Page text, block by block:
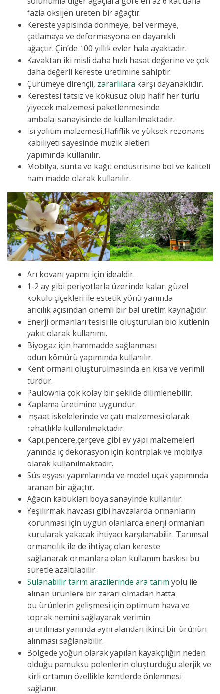
fazla oksijen üreten bir ağaçtır.
Kereste yapısında dönmeye, bel vermeye,
çatlamaya ve deformasyona en dayanıklı
ağaçtır. Çin’de 100 yıllık evler hala ayaktadır.
Kavaktan iki misli daha hızlı hasat değerine ve çok
daha değerli kereste üretimine sahiptir.
Çürümeye dirençli, zararlılara karşı dayanaklıdır.
Kerestesi tatsız ve kokusuz olup hafif her türlü
yiyecek malzemesi paketlenmesinde
ambalaj sanayisinde de kullanılmaktadır.
Isı yalıtım malzemesi,Hafiflik ve yüksek rezonans
kabiliyeti sayesinde müzik aletleri
yapımında kullanılır.
Mobilya, sunta ve kağıt endüstrisine bol ve kaliteli
ham madde olarak kullanılır.
Arı kovanı yapımı için idealdir.
1-2 ay gibi periyotlarla üzerinde kalan güzel
kokulu çiçekleri ile estetik yönü yanında
arıcılık açısından önemli bir bal üretim kaynağıdır.
Enerji ormanları tesisi ile oluşturulan bio kütlenin
yakıt olarak kullanımı.
Biyogaz için hammadde sağlanması
odun kömürü yapımında kullanılır.
Kent ormanı oluşturulmasında en kısa ve verimli
türdür.
Paulownia çok kolay bir şekilde dilimlenebilir.
Kaplama üretimine uygundur.
İnşaat iskelelerinde ve çatı malzemesi olarak
rahatlıkla kullanılmaktadır.
Kapı,pencere,çerçeve gibi ev yapı malzemeleri
yanında iç dekorasyon için kontrplak ve mobilya
olarak kullanılmaktadır.
Süs eşyası yapımlarında ve model uçak yapımında
aranan bir ağaçtır.
Ağacın kabukları boya sanayinde kullanılır.
Yeşilırmak havzası gibi havzalarda ormanların
korunması için uygun olanlarda enerji ormanları
kurularak yakacak ihtiyacı karşılanabilir. Tarımsal
ormancılık ile de ihtiyaç olan kereste
sağlanarak ormanlara olan kullanım baskısı bu
suretle azaltılabilir.
Sulanabilir tarım arazilerinde ara tarım yolu ile
alınan ürünlere bir zararı olmadan hatta
bu ürünlerin gelişmesi için optimum hava ve
toprak nemini sağlayarak verimin
artırılması yanında aynı alandan ikinci bir ürünün
alınması sağlanabilir.
Bölgede yoğun olarak yapılan kayakçılığın neden
olduğu pamuksu polenlerin oluşturduğu alerjik ve
kirli ortamın özellikle kentlerde önlenmesi
sağlanır.